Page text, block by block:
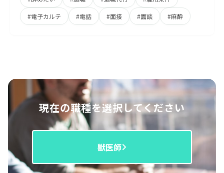
#電子カルテ #電話 #面接 #面談 #麻酔
現在の職種を選択してください
獣医師